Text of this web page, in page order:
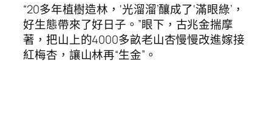
“20多年植樹造林，‘光溜溜’釀成了‘滿眼綠’，
好生態帶來了好日子。”眼下，古兆金揣摩
著，把山上的4000多畝老山杏慢慢改進嫁接
紅梅杏，讓山林再“生金”。